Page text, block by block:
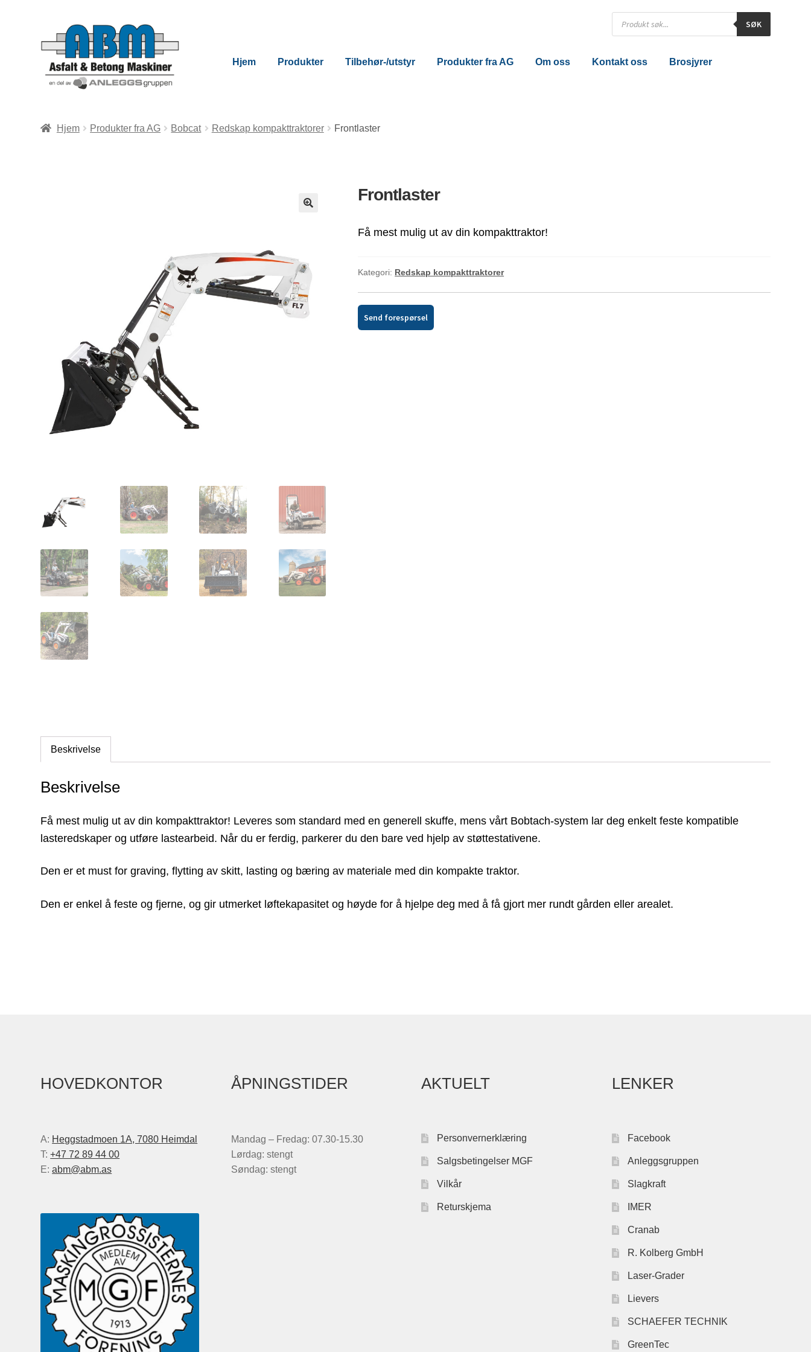
Products
search
SØK
Hjem Produkter Tilbehør-/utstyr Produkter fra AG Om oss Kontakt oss Brosjyrer
Hjem Produkter fra AG Bobcat Redskap kompakttraktorer Frontlaster
Frontlaster
Få mest mulig ut av din kompakttraktor!
Kategori: Redskap kompakttraktorer
Send forespørsel
Beskrivelse
Beskrivelse
Få mest mulig ut av din kompakttraktor! Leveres som standard med en generell skuffe, mens vårt Bobtach-system lar deg enkelt feste kompatible
lasteredskaper og utføre lastearbeid. Når du er ferdig, parkerer du den bare ved hjelp av støttestativene.
Den er et must for graving, flytting av skitt, lasting og bæring av materiale med din kompakte traktor.
Den er enkel å feste og fjerne, og gir utmerket løftekapasitet og høyde for å hjelpe deg med å få gjort mer rundt gården eller arealet.
HOVEDKONTOR
A: Heggstadmoen 1A, 7080 Heimdal
T:+47 72 89 44 00
E:abm@abm.as
ÅPNINGSTIDER
Mandag – Fredag: 07.30-15.30
Lørdag: stengt
Søndag: stengt
AKTUELT
Personvernerklæring
Salgsbetingelser MGF
Vilkår
Returskjema
LENKER
Facebook
Anleggsgruppen
Slagkraft
IMER
Cranab
R. Kolberg GmbH
Laser-Grader
Lievers
SCHAEFER TECHNIK
GreenTec